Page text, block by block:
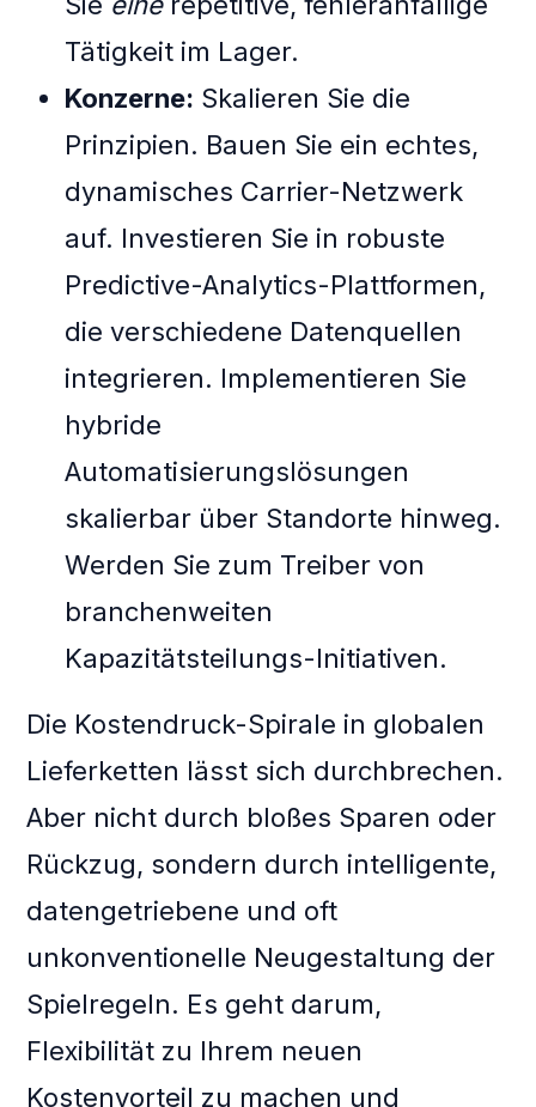
Tätigkeit im Lager.
Konzerne: Skalieren Sie die
Prinzipien. Bauen Sie ein echtes,
dynamisches Carrier-Netzwerk
auf. Investieren Sie in robuste
Predictive-Analytics-Plattformen,
die verschiedene Datenquellen
integrieren. Implementieren Sie
hybride
Automatisierungslösungen
skalierbar über Standorte hinweg.
Werden Sie zum Treiber von
branchenweiten
Kapazitätsteilungs-Initiativen.
Die Kostendruck-Spirale in globalen
Lieferketten lässt sich durchbrechen.
Aber nicht durch bloßes Sparen oder
Rückzug, sondern durch intelligente,
datengetriebene und oft
unkonventionelle Neugestaltung der
Spielregeln. Es geht darum,
Flexibilität zu Ihrem neuen
Kostenvorteil zu machen und